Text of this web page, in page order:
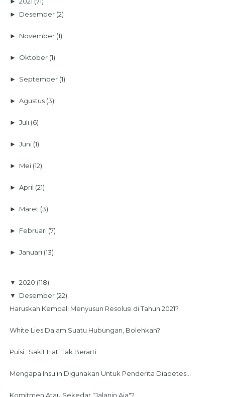
► Desember (2)
► November (1)
► Oktober (1)
► September (1)
►Agustus (3)
►Juli (6)
►Juni (1)
► Mei (12)
►April (21)
► Maret (3)
► Februari (7)
►Januari (13)
▼2020 (118)
▼ Desember (22)
Haruskah Kembali Menyusun Resolusi di Tahun 2021?
White Lies Dalam Suatu Hubungan, Bolehkah?
Puisi : Sakit Hati Tak Berarti
Mengapa Insulin Digunakan Untuk Penderita Diabetes...
Komitmen Atau Sekedar "Jalanin Aja"?